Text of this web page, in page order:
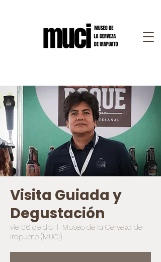
Visita Guiada y
Degustación
vie 06 de dic
  |
Museo de la Cerveza de
Irapuato (MUCI)